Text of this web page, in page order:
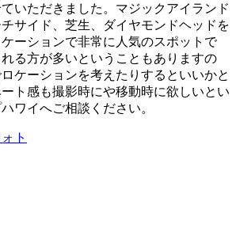
いただきました。マジックアイランド
サイド、芝生、ダイヤモンドヘッドを
ーションで非常に人気のスポットで
る方が多いということもありますの
ケーションを考えたりするといいかと
ト感も撮影時にや移動時に欲しいとい
ワイへご相談ください。
ト